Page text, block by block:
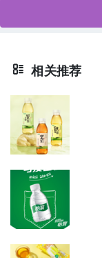
相关推荐